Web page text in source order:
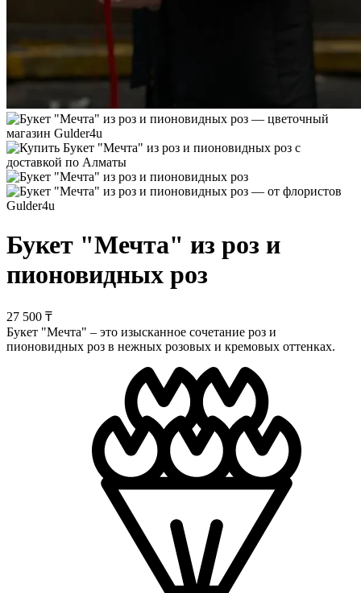
Букет "Мечта" из роз и
пионовидных роз
27 500 ₸
Букет "Мечта" – это изысканное сочетание роз и
пионовидных роз в нежных розовых и кремовых оттенках.